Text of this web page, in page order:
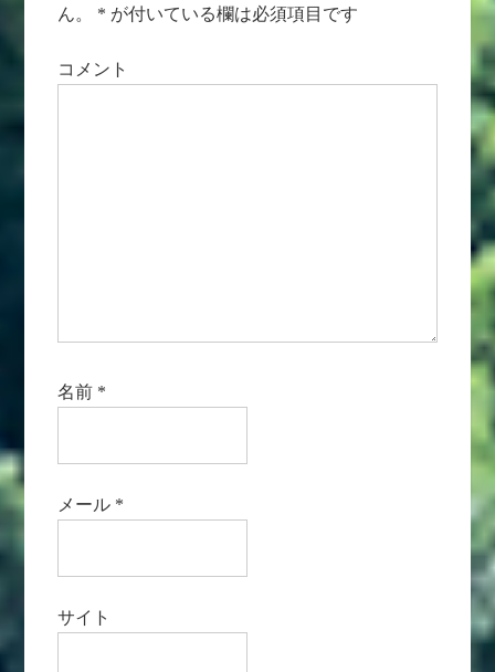
ん。
* が付いている欄は必須項目です
コメント
名前 *
メール *
サイト